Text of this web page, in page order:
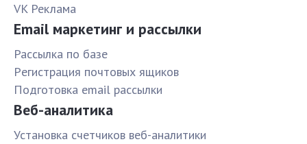
VK Реклама
Email маркетинг и рассылки
Рассылка по базе
Pегистрация почтовых ящиков
Подготовка email рассылки
Веб-аналитика
Установка счетчиков веб-аналитики